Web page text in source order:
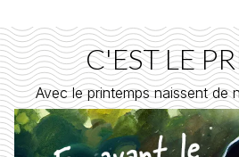
C'EST LE
Avec le printemps naissent de